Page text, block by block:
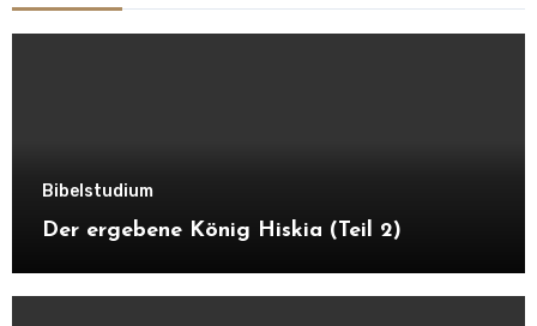
Bibelstudium
Der ergebene König Hiskia (Teil 2)